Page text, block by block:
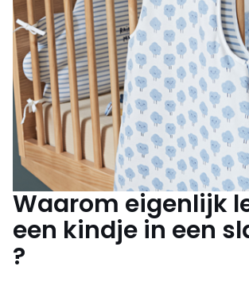
Waarom eigenlijk
een kindje in een
?